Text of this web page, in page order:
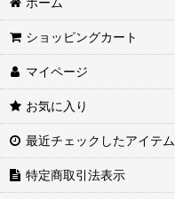
ショッピングカート
マイページ
お気に入り
最近チェックしたアイテム
特定商取引法表示